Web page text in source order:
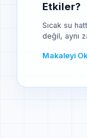
Etkiler?
Sıcak su
değil, aynı
Makaleyi